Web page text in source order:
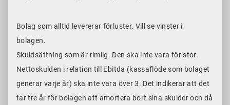
Bolag som alltid levererar förluster. Vill se vinster i
bolagen.
Skuldsättning som är rimlig. Den ska inte vara för stor.
Nettoskulden i relation till Ebitda (kassaflöde som bolaget
generar varje år) ska inte vara över 3. Det indikerar att det
tar tre år för bolagen att amortera bort sina skulder och då